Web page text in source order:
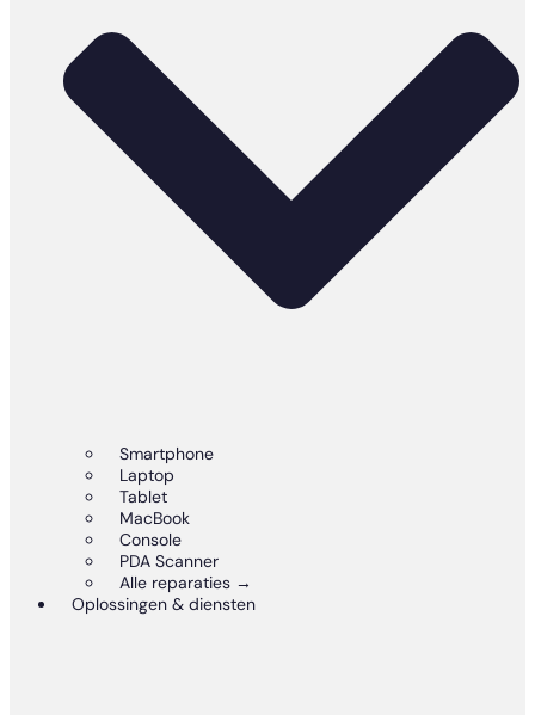
Smartphone
Laptop
Tablet
MacBook
Console
PDA Scanner
Alle reparaties →
Oplossingen & diensten